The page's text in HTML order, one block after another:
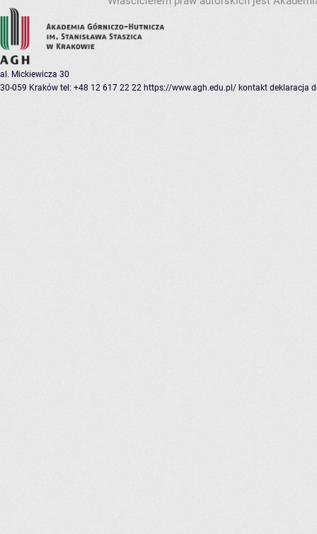
al. Mickiewicza 30
30-059 Kraków tel: +48 12 617 22 22 https://www.agh.edu.pl/ kontakt deklaracja